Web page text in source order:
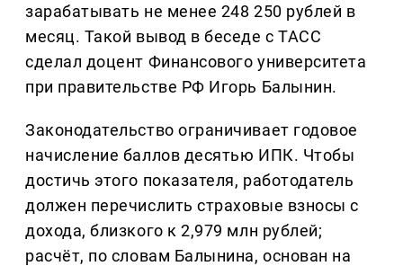
зарабатывать не менее 248 250 рублей в
месяц. Такой вывод в беседе с ТАСС
сделал доцент Финансового университета
при правительстве РФ Игорь Балынин.
Законодательство ограничивает годовое
начисление баллов десятью ИПК. Чтобы
достичь этого показателя, работодатель
должен перечислить страховые взносы с
дохода, близкого к 2,979 млн рублей;
расчёт, по словам Балынина, основан на